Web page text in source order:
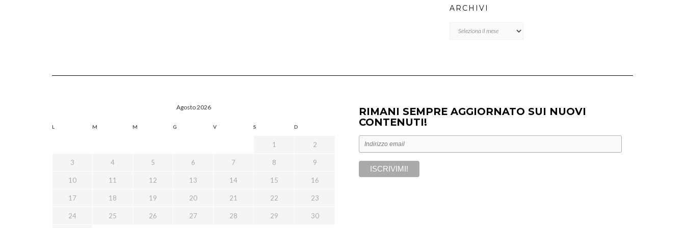
ARCHIVI
Agosto 2026
L M M G V S D
1 2
3 4 5 6 7 8 9
10 11 12 13 14 15 16
17 18 19 20 21 22 23
24 25 26 27 28 29 30
RIMANI SEMPRE AGGIORNATO SUI NUOVI
CONTENUTI!